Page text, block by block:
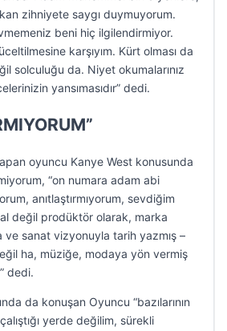
zihniyete saygı duymuyorum.
beni hiç ilgilendirmiyor.
karşıyım. Kürt olması da
solculuğu da. Niyet okumalarınız
yansımasıdır” dedi.
oyuncu Kanye West konusunda
“on numara adam abi
anıtlaştırmıyorum, sevdiğim
değil prodüktör olarak, marka
ve sanat vizyonuyla tarih yazmış –
ha, müziğe, modaya yön vermiş
dedi.
da konuşan Oyuncu “bazılarının
yerde değilim, sürekli